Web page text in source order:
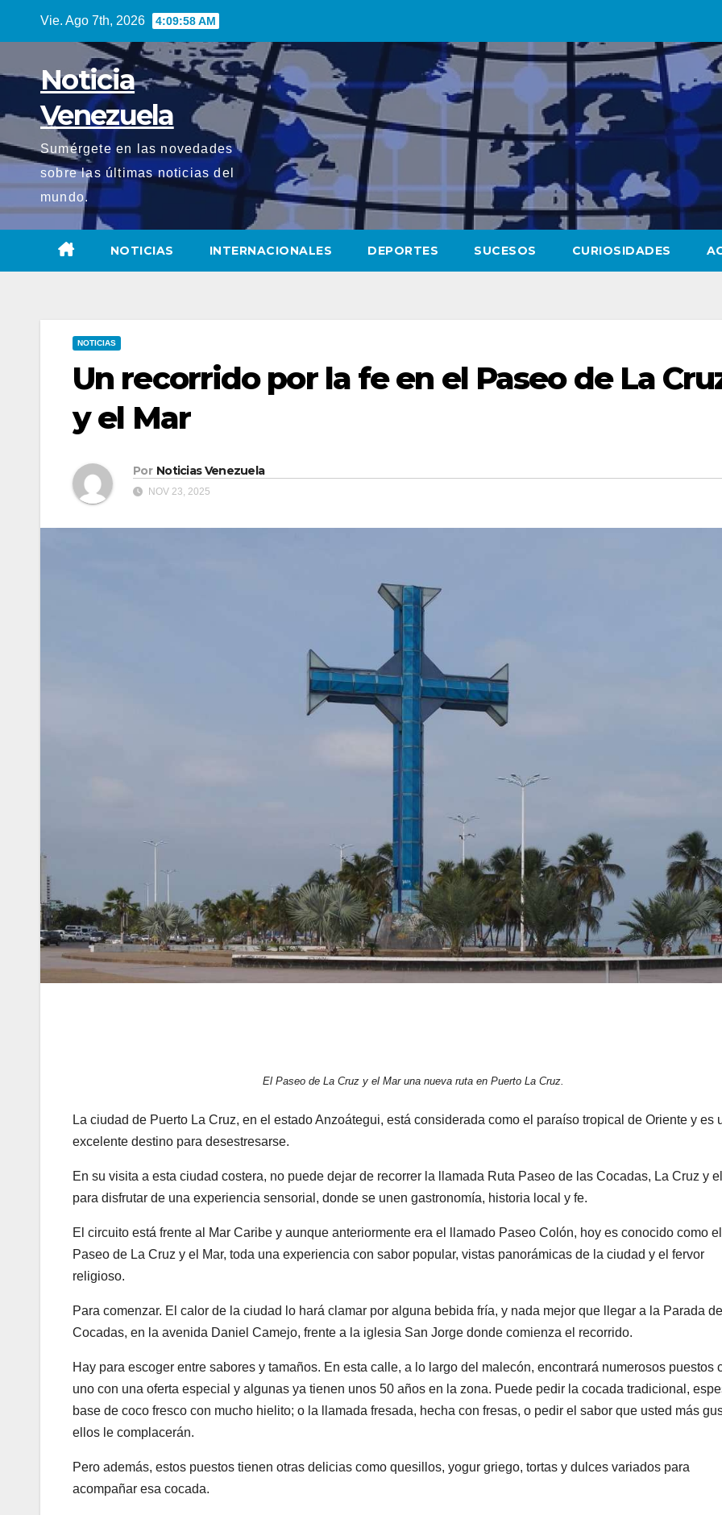
Vie. Ago 7th, 2026 4:09:59 AM
Noticia
Venezuela
Sumérgete en las novedades
sobre las últimas noticias del
mundo.
NOTICIAS INTERNACIONALES DEPORTES SUCESOS CURIOSIDADES
NOTICIAS
Un recorrido por la fe en el Paseo de La
y el Mar
Por Noticias Venezuela
NOV 23, 2025
El Paseo de La Cruz y el Mar una nueva ruta en Puerto La Cruz.
La ciudad de Puerto La Cruz, en el estado Anzoátegui, está considerada como el paraíso tropical de Oriente y es
excelente destino para desestresarse.
En su visita a esta ciudad costera, no puede dejar de recorrer la llamada Ruta Paseo de las Cocadas, La Cruz y
para disfrutar de una experiencia sensorial, donde se unen gastronomía, historia local y fe.
El circuito está frente al Mar Caribe y aunque anteriormente era el llamado Paseo Colón, hoy es conocido como el
Paseo de La Cruz y el Mar, toda una experiencia con sabor popular, vistas panorámicas de la ciudad y el fervor
religioso.
Para comenzar. El calor de la ciudad lo hará clamar por alguna bebida fría, y nada mejor que llegar a la Parada
Cocadas, en la avenida Daniel Camejo, frente a la iglesia San Jorge donde comienza el recorrido.
Hay para escoger entre sabores y tamaños. En esta calle, a lo largo del malecón, encontrará numerosos puestos
uno con una oferta especial y algunas ya tienen unos 50 años en la zona. Puede pedir la cocada tradicional,
base de coco fresco con mucho hielito; o la llamada fresada, hecha con fresas, o pedir el sabor que usted más
ellos le complacerán.
Pero además, estos puestos tienen otras delicias como quesillos, yogur griego, tortas y dulces variados para
acompañar esa cocada.